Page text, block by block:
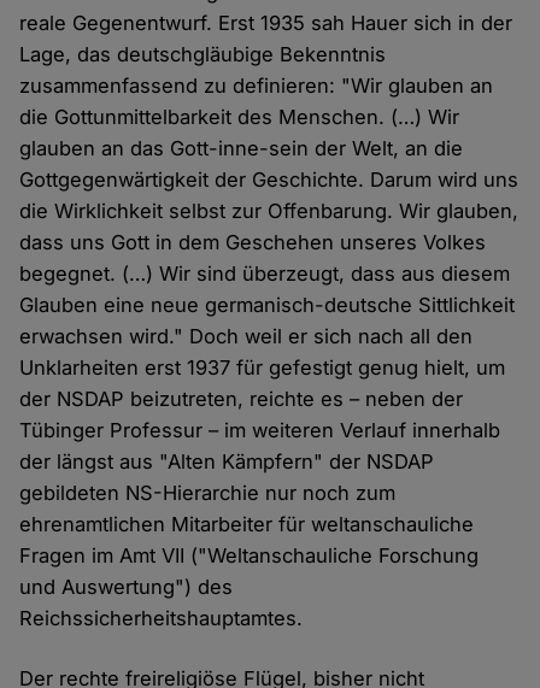
reale Gegenentwurf. Erst 1935 sah Hauer sich in der
Lage, das deutschgläubige Bekenntnis
zusammenfassend zu definieren: "Wir glauben an
die Gottunmittelbarkeit des Menschen. (…) Wir
glauben an das Gott-inne-sein der Welt, an die
Gottgegenwärtigkeit der Geschichte. Darum wird uns
die Wirklichkeit selbst zur Offenbarung. Wir glauben,
dass uns Gott in dem Geschehen unseres Volkes
begegnet. (…) Wir sind überzeugt, dass aus diesem
Glauben eine neue germanisch-deutsche Sittlichkeit
erwachsen wird." Doch weil er sich nach all den
Unklarheiten erst 1937 für gefestigt genug hielt, um
der NSDAP beizutreten, reichte es – neben der
Tübinger Professur – im weiteren Verlauf innerhalb
der längst aus "Alten Kämpfern" der NSDAP
gebildeten NS-Hierarchie nur noch zum
ehrenamtlichen Mitarbeiter für weltanschauliche
Fragen im Amt VII ("Weltanschauliche Forschung
und Auswertung") des
Reichssicherheitshauptamtes.
Der rechte freireligiöse Flügel, bisher nicht